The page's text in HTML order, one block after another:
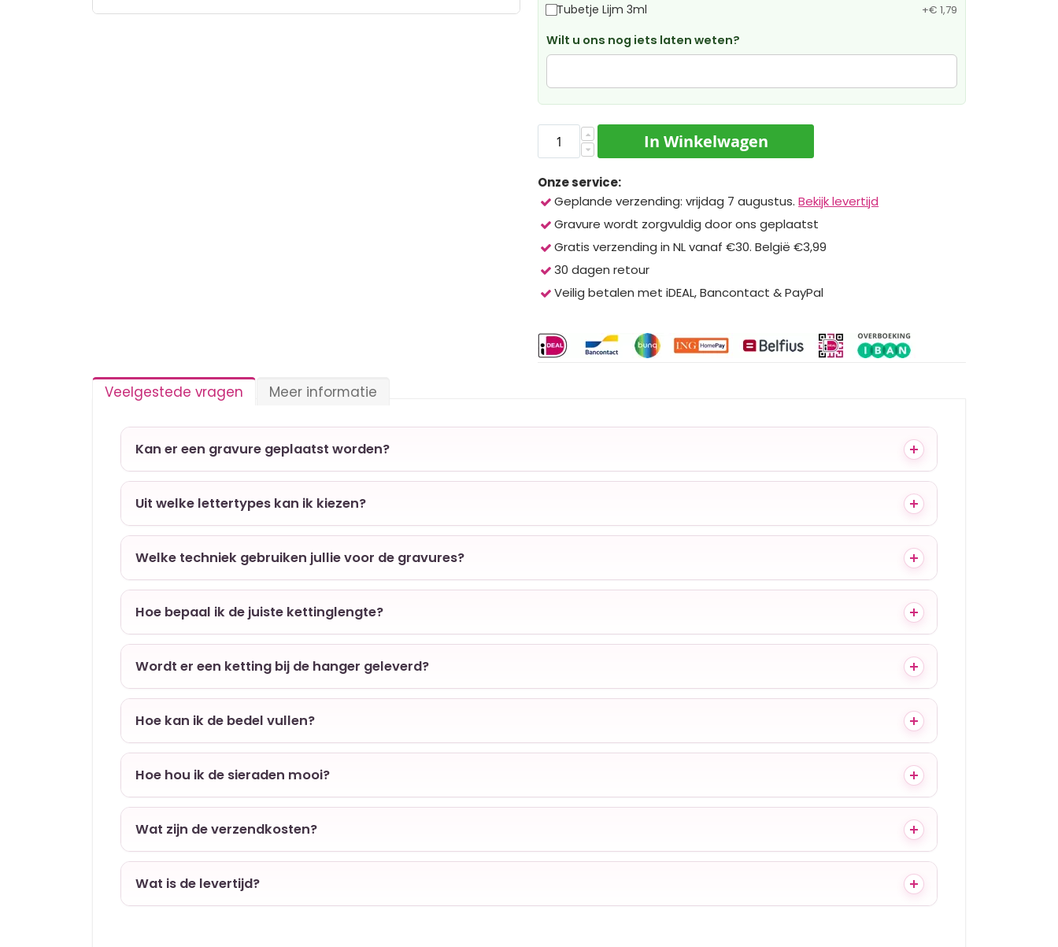
Tubetje Lijm 3ml +€ 1,79
Wilt u ons nog iets laten weten?
In Winkelwagen
Onze service:
Geplande verzending: vrijdag 7 augustus. Bekijk levertijd
Gravure wordt zorgvuldig door ons geplaatst
Gratis verzending in NL vanaf €30. België €3,99
30 dagen retour
Veilig betalen met iDEAL, Bancontact & PayPal
Veelgestede vragen
Kan er een gravure geplaatst worden?
Uit welke lettertypes kan ik kiezen?
Welke techniek gebruiken jullie voor de gravures?
Hoe bepaal ik de juiste kettinglengte?
Wordt er een ketting bij de hanger geleverd?
Hoe kan ik de bedel vullen?
Hoe hou ik de sieraden mooi?
Wat zijn de verzendkosten?
Wat is de levertijd?
Meer informatie